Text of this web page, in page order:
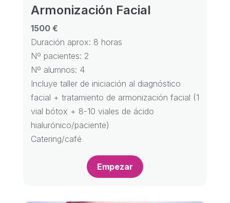
Armonización Facial
1500 €
Duración aprox: 8 horas
Nº pacientes: 2
Nº alumnos: 4
Incluye taller de iniciación al diagnóstico
facial + tratamiento de armonización facial (1
vial bótox + 8-10 viales de ácido
hialurónico/paciente)
Catering/café
Empezar